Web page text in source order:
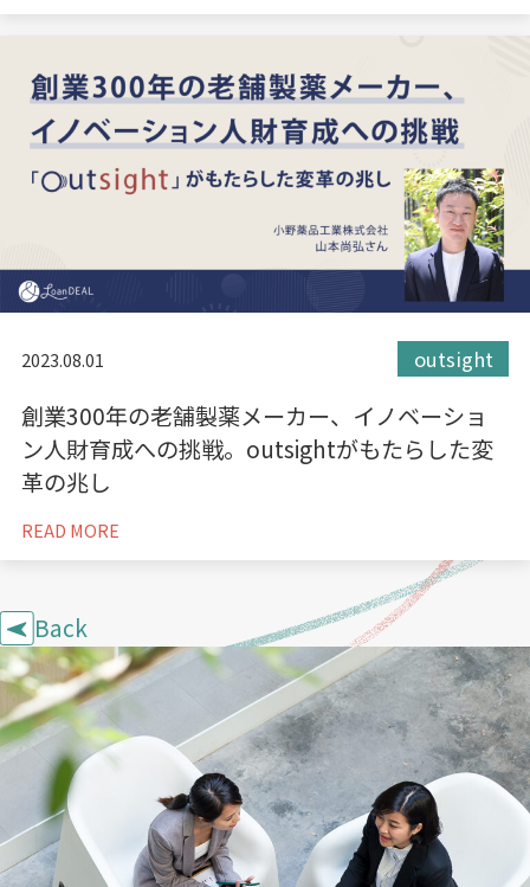
2023.08.01 outsight
創業300年の老舗製薬メーカー、イノベーショ
ン人財育成への挑戦。outsightがもたらした変
革の兆し
READ MORE
Back